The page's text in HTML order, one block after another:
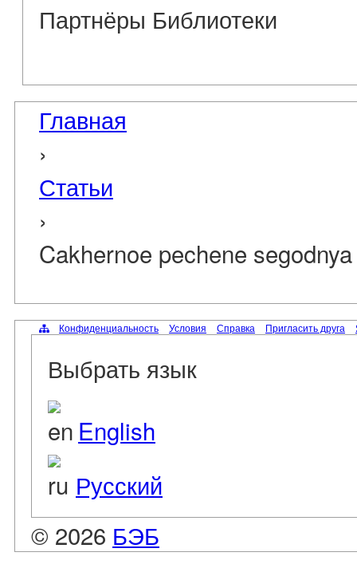
Партнёры Библиотеки
Главная
›
Статьи
›
Cakhernoe pechene segodnya
Конфиденциальность Условия Справка Пригласить друга
Выбрать язык
English
Русский
© 2026 БЭБ